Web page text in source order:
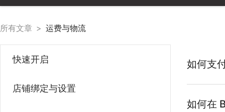
所有文章 > 运费与物流
快速开启
店铺绑定与设置
如何支
如何在